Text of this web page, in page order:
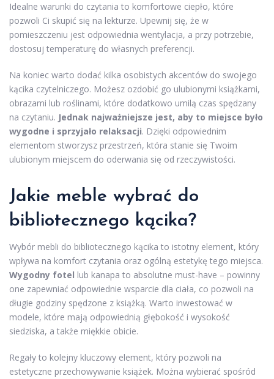
Idealne warunki do czytania to komfortowe ciepło, które
pozwoli Ci skupić się na lekturze. Upewnij się, że w
pomieszczeniu jest odpowiednia wentylacja, a przy potrzebie,
dostosuj temperaturę do własnych preferencji.
Na koniec warto dodać kilka osobistych akcentów do swojego
kącika czytelniczego. Możesz ozdobić go ulubionymi książkami,
obrazami lub roślinami, które dodatkowo umilą czas spędzany
na czytaniu. Jednak najważniejsze jest, aby to miejsce było
wygodne i sprzyjało relaksacji. Dzięki odpowiednim
elementom stworzysz przestrzeń, która stanie się Twoim
ulubionym miejscem do oderwania się od rzeczywistości.
Jakie meble wybrać do
bibliotecznego kącika?
Wybór mebli do bibliotecznego kącika to istotny element, który
wpływa na komfort czytania oraz ogólną estetykę tego miejsca.
Wygodny fotel lub kanapa to absolutne must-have – powinny
one zapewniać odpowiednie wsparcie dla ciała, co pozwoli na
długie godziny spędzone z książką. Warto inwestować w
modele, które mają odpowiednią głębokość i wysokość
siedziska, a także miękkie obicie.
Regały to kolejny kluczowy element, który pozwoli na
estetyczne przechowywanie książek. Można wybierać spośród